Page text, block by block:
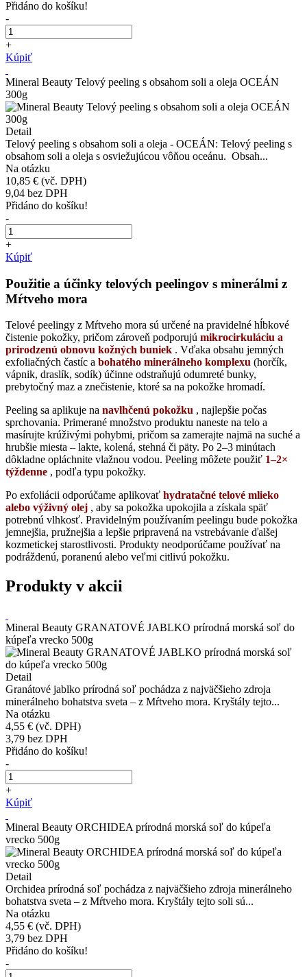
Přidáno do košíku!
-
+
Kúpiť
Mineral Beauty Telový peeling s obsahom soli a oleja OCEÁN
300g
Detail
Telový peeling s obsahom soli a oleja - OCEÁN: Telový peeling s
obsahom soli a oleja s osviežujúcou vôňou oceánu. Obsah...
Na otázku
10,85 € (vč. DPH)
9,04 bez DPH
Přidáno do košíku!
-
+
Kúpiť
Použitie a účinky telových peelingov s minerálmi z
Mŕtveho mora
Telové peelingy z Mŕtveho mora sú určené na pravidelné hĺbkové
čistenie pokožky, pričom zároveň podporujú mikrocirkuláciu a
prirodzenú obnovu kožných buniek . Vďaka obsahu jemných
exfoliačných častíc a bohatého minerálneho komplexu (horčík,
vápnik, draslík, sodík) účinne odstraňujú odumreté bunky,
prebytočný maz a znečistenie, ktoré sa na pokožke hromadí.
Peeling sa aplikuje na navlhčenú pokožku , najlepšie počas
sprchovania. Primerané množstvo produktu naneste na telo a
masírujte krúživými pohybmi, pričom sa zamerajte najmä na suché a
hrubšie miesta – lakte, kolená, stehná či päty. Po 2–3 minútach
dôkladne opláchnite vlažnou vodou. Peeling môžete použiť 1–2×
týždenne , podľa typu pokožky.
Po exfoliácii odporúčame aplikovať hydratačné telové mlieko
alebo výživný olej , aby sa pokožka upokojila a získala späť
potrebnú vlhkosť. Pravidelným používaním peelingu bude pokožka
jemnejšia, pružnejšia a lepšie pripravená na vstrebávanie ďalšej
kozmetickej starostlivosti. Produkty neodporúčame používať na
podráždenú, poranenú alebo veľmi citlivú pokožku.
Produkty v akcii
Mineral Beauty GRANATOVÉ JABLKO prírodná morská soľ do
kúpeľa vrecko 500g
Detail
Granátové jablko prírodná soľ pochádza z najväčšieho zdroja
minerálneho bohatstva sveta – z Mŕtveho mora. Kryštály tejto...
Na otázku
4,55 € (vč. DPH)
3,79 bez DPH
Přidáno do košíku!
-
+
Kúpiť
Mineral Beauty ORCHIDEA prírodná morská soľ do kúpeľa
vrecko 500g
Detail
Orchidea prírodná soľ pochádza z najväčšieho zdroja minerálneho
bohatstva sveta – z Mŕtveho mora. Kryštály tejto soli sú...
Na otázku
4,55 € (vč. DPH)
3,79 bez DPH
Přidáno do košíku!
-